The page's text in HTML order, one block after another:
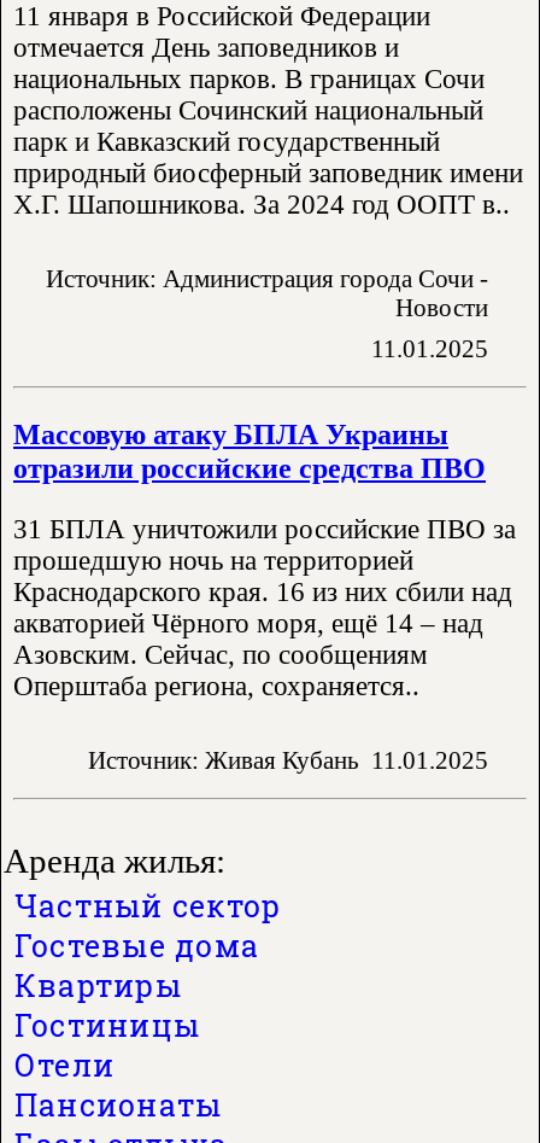
Аренда жилья:
Частный сектор
Гостевые дома
Квартиры
Гостиницы
Отели
Пансионаты
11 января в Российской Федерации
отмечается День заповедников и
национальных парков. В границах Сочи
расположены Сочинский национальный
парк и Кавказский государственный
природный биосферный заповедник имени
Х.Г. Шапошникова. За 2024 год ООПТ в..
Источник: Администрация города Сочи -
Новости
11.01.2025
Массовую атаку БПЛА Украины
отразили российские средства ПВО
31 БПЛА уничтожили российские ПВО за
прошедшую ночь на территорией
Краснодарского края. 16 из них сбили над
акваторией Чёрного моря, ещё 14 – над
Азовским. Сейчас, по сообщениям
Оперштаба региона, сохраняется..
Источник: Живая Кубань 11.01.2025